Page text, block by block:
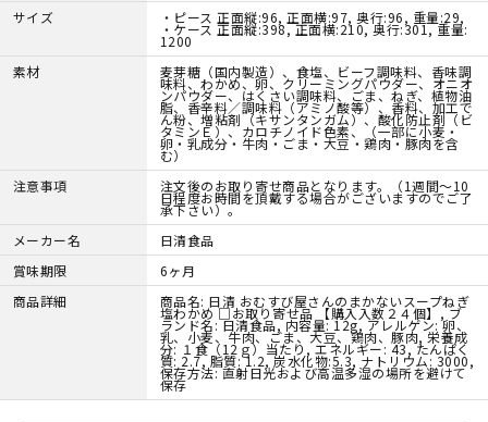
サイズ
・ピース 正面縦:96, 正面横:97, 奥行:96, 重量:29,
・ケース 正面縦:398, 正面横:210, 奥行:301, 重量:
1200
素材
麦芽糖（国内製造）、食塩、ビーフ調味料、香味調
味料、わかめ、卵、クリーミングパウダー、オニオ
ンパウダー、はくさい調味料、ごま、ねぎ、植物油
脂、香辛料／調味料（アミノ酸等）、香料、加工で
ん粉、増粘剤（キサンタンガム）、酸化防止剤（ビ
タミンＥ）、カロチノイド色素、（一部に小麦・
卵・乳成分・牛肉・ごま・大豆・鶏肉・豚肉を含
む）
注意事項
注文後のお取り寄せ商品となります。（1週間～10
日程度お時間を頂戴する場合がございますのでご了
承下さい）。
メーカー名
日清食品
賞味期限
6ヶ月
商品詳細
商品名: 日清 おむすび屋さんのまかないスープねぎ
塩わかめ □お取り寄せ品 【購入入数２４個】, ブ
ランド名: 日清食品, 内容量: 12g, アレルゲン: 卵、
乳、小麦、牛肉、ごま、大豆、鶏肉、豚肉, 栄養成
分: １食（12ｇ）当たり, エネルギー: 43, たんぱく
質: 2.7, 脂質: 1.2, 炭水化物:5.3, ナトリウム: 3000,
保存方法: 直射日光および高温多湿の場所を避けて
保存